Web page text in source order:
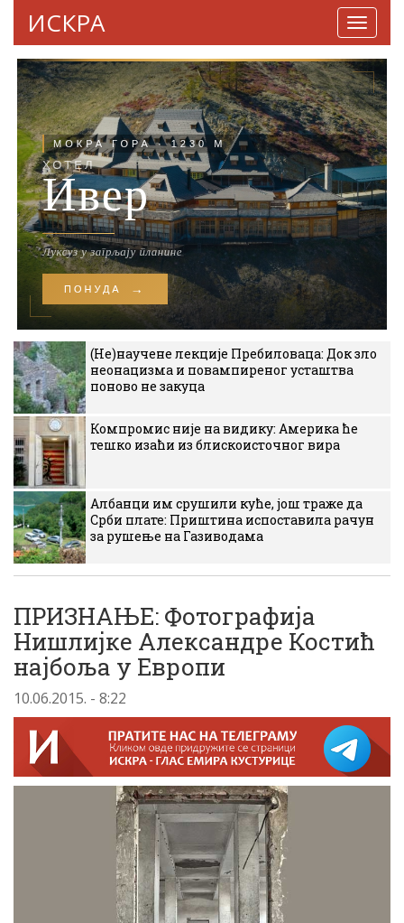
ИСКРА
(Не)научене лекције Пребиловаца: Док зло
неонацизма и повампиреног усташтва
поново не закуца
Компромис није на видику: Америка ће
тешко изаћи из блискоисточног вира
Албанци им срушили куће, још траже да
Срби плате: Приштина испоставила рачун
за рушење на Газиводама
ПРИЗНАЊЕ: Фотографија
Нишлијке Александре Костић
најбоља у Европи
10.06.2015. - 8:22